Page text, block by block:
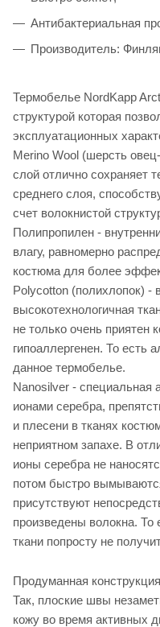
Антибактериальная
Производитель:
Термобелье NordKapp
структурой которая
эксплуатационных
Merino Wool (шерсть
слой отлично сохраняет
среднего слоя,
счет волокнистой
Полипропилен -
влагу, равномерно
костюма для более
Polycotton (полихлопок) -
высокотехнологичная
не только очень приятен
гипоаллергенен. То есть
данное термобелье.
Nanosilver - специальная
ионами серебра,
и плесени в тканях
неприятном запахе. В
ионы серебра не
потом быстро
присутствуют
произведены волокна. То
ткани попросту не
Продуманная
Так, плоские швы
кожу во время активных